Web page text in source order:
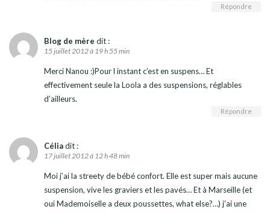
Répondre
Blog de mère dit :
15 juillet 2012 à 19 h 55 min
Merci Nanou :)Pour l instant c’est en suspens… Et
effectivement seule la Loola a des suspensions, réglables
d’ailleurs.
Répondre
Céliadit :
17 juillet 2012 à 12 h 48 min
Moi j’ai la streety de bébé confort. Elle est super mais aucune
suspension, vive les graviers et les pavés… Et à Marseille (et
oui Mademoiselle a deux poussettes, what else?…) j’ai une